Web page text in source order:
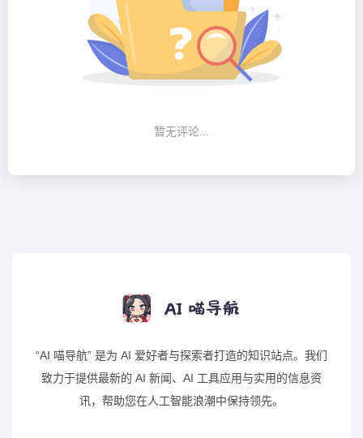
暂无评论...
“AI 喵导航” 是为 AI 爱好者与探索者打造的知识站点。我们
致力于提供最新的 AI 新闻、AI 工具应用与实用的信息资
讯，帮助您在人工智能浪潮中保持领先。